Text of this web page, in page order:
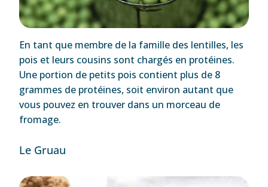
En tant que membre de la famille des lentilles, les
pois et leurs cousins ​​sont chargés en protéines.
Une portion de petits pois contient plus de 8
grammes de protéines, soit environ autant que
vous pouvez en trouver dans un morceau de
fromage.
Le Gruau